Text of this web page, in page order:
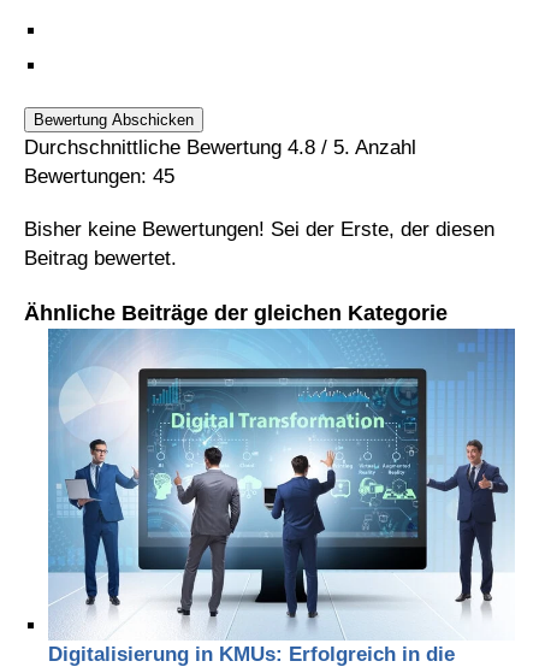
Bewertung Abschicken
Durchschnittliche Bewertung 4.8 / 5. Anzahl
Bewertungen: 45
Bisher keine Bewertungen! Sei der Erste, der diesen
Beitrag bewertet.
Ähnliche Beiträge der gleichen Kategorie
Digitalisierung in KMUs: Erfolgreich in die